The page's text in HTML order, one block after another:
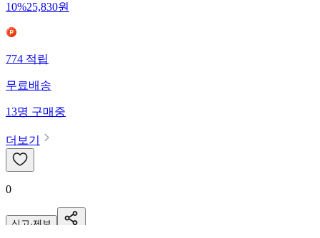
10%25,830원
774 적립
무료배송
13명 구매중
더보기
0
신고·제보